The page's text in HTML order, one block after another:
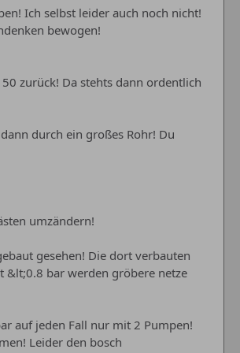
Ich selbst leider auch noch nicht!
bewogen!
zurück! Da stehts dann ordentlich
durch ein großes Rohr! Du
umzändern!
gesehen! Die dort verbauten
&lt;0.8 bar werden gröbere netze
auf jeden Fall nur mit 2 Pumpen!
Leider den bosch